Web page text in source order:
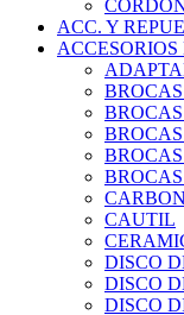
ACC. Y
CAUTIL
DISCO
DISCO
DISCO